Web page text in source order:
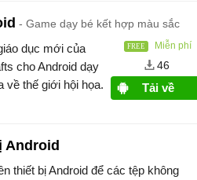
Game dạy bé kết hợp màu sắc
dục mới của
cho Android dạy
về thế giới hội họa.
Miễn phí
46
Tải về
Android
thiết bị Android để các tệp không